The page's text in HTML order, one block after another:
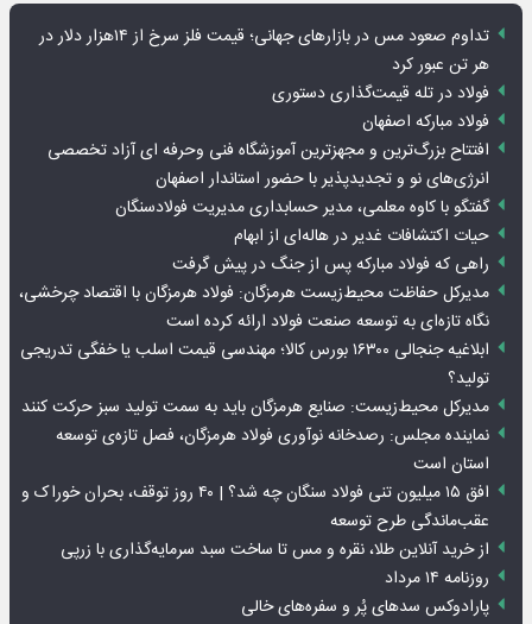
تداوم صعود مس در بازارهای جهانی؛ قیمت فلز سرخ از ۱۴هزار دلار در
هر تن عبور کرد
فولاد در تله قیمت‌گذاری دستوری
فولاد مبارکه اصفهان
افتتاح بزرگ‌ترین و مجهزترین آموزشگاه فنی وحرفه ای آزاد تخصصی
انرژی‌های نو و تجدیدپذیر با حضور استاندار اصفهان
گفتگو با کاوه معلمی، مدیر حسابداری مدیریت فولادسنگان
حیات اکتشافات غدیر در هاله‌ای از ابهام
راهی که فولاد مبارکه پس از جنگ در پیش گرفت
مدیرکل حفاظت محیط‌زیست هرمزگان: فولاد هرمزگان با اقتصاد چرخشی،
نگاه تازه‌ای به توسعه صنعت فولاد ارائه کرده است
ابلاغیه جنجالی ۱۶۳۰۰ بورس کالا؛ مهندسی قیمت اسلب یا خفگی تدریجی
تولید؟
مدیرکل محیط‌زیست: صنایع هرمزگان باید به سمت تولید سبز حرکت کنند
نماینده مجلس: رصدخانه نوآوری فولاد هرمزگان، فصل تازه‌ی توسعه
استان است
افق ۱۵ میلیون تنی فولاد سنگان چه شد؟ | ۴۰ روز توقف، بحران خوراک و
عقب‌ماندگی طرح توسعه
از خرید آنلاین طلا، نقره و مس تا ساخت سبد سرمایه‌گذاری با زرپی
روزنامه ۱۴ مرداد
پارادوکس سدهای پُر و سفره‌های خالی